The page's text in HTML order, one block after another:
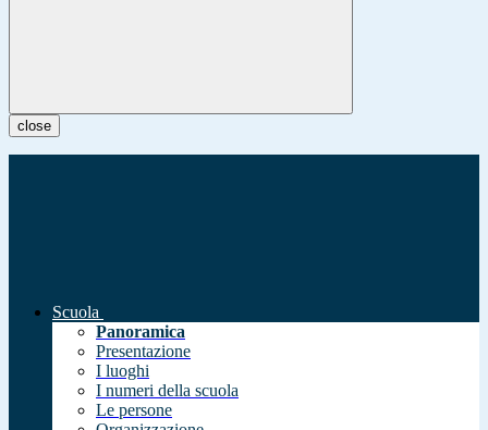
close
Scuola
Panoramica
Presentazione
I luoghi
I numeri della scuola
Le persone